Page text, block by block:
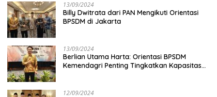
13/09/2024
Billy Dwitrata dari PAN Mengikuti Orientasi
BPSDM di Jakarta
13/09/2024
Berlian Utama Harta: Orientasi BPSDM
Kemendagri Penting Tingkatkan Kapasitas
12/09/2024